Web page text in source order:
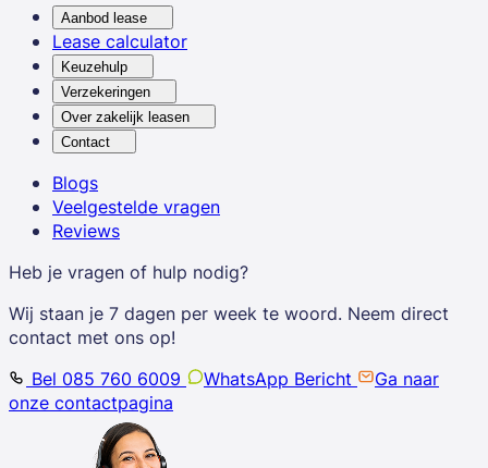
Aanbod lease
Lease calculator
Keuzehulp
Verzekeringen
Over zakelijk leasen
Contact
Blogs
Veelgestelde vragen
Reviews
Heb je vragen of hulp nodig?
Wij staan je 7 dagen per week te woord. Neem direct
contact met ons op!
Bel 085 760 6009
WhatsApp Bericht
Ga naar
onze contactpagina